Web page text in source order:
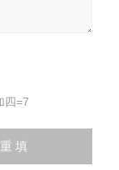
四=7